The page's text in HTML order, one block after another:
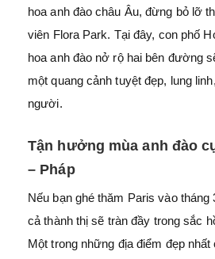
hoa anh đào châu Âu, đừng bỏ lỡ
viên Flora Park. Tại đây, con phố
hoa anh đào nở rộ hai bên đường
một quang cảnh tuyệt đẹp, lung
người.
Tận hưởng mùa anh đào
– Pháp
Nếu bạn ghé thăm Paris vào tháng
cả thành thị sẽ tràn đầy trong sắc
Một trong những địa điểm đẹp